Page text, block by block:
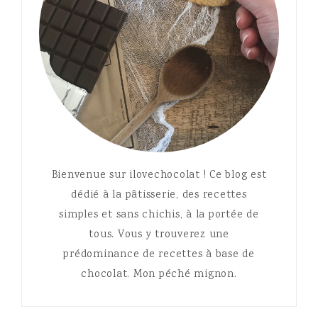
Bienvenue sur ilovechocolat ! Ce blog est
dédié à la pâtisserie, des recettes
simples et sans chichis, à la portée de
tous. Vous y trouverez une
prédominance de recettes à base de
chocolat. Mon péché mignon.